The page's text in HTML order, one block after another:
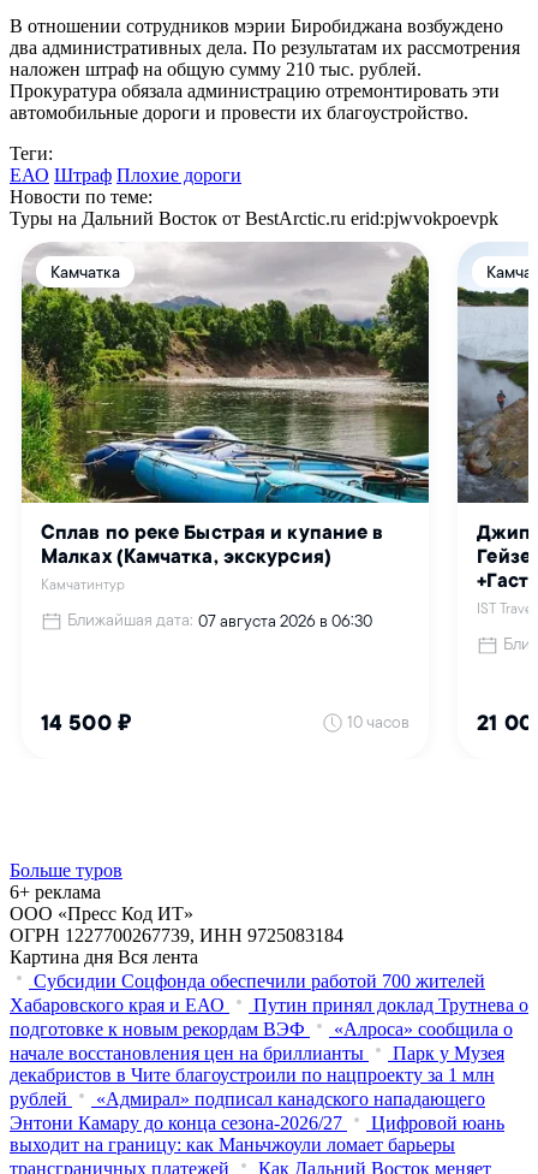
В отношении сотрудников мэрии Биробиджана возбуждено
два административных дела. По результатам их рассмотрения
наложен штраф на общую сумму 210 тыс. рублей.
Прокуратура обязала администрацию отремонтировать эти
автомобильные дороги и провести их благоустройство.
Теги:
ЕАО Штраф Плохие дороги
Новости по теме:
Туры на Дальний Восток от BestArctic.ru erid:pjwvokpoevpk
Больше туров
6+ реклама
ООО «Пресс Код ИТ»
ОГРН 1227700267739, ИНН 9725083184
Картина дня Вся лента
Субсидии Соцфонда обеспечили работой 700 жителей
Хабаровского края и ЕАО
Путин принял доклад Трутнева о
подготовке к новым рекордам ВЭФ
«Алроса» сообщила о
начале восстановления цен на бриллианты
Парк у Музея
декабристов в Чите благоустроили по нацпроекту за 1 млн
рублей
«Адмирал» подписал канадского нападающего
Энтони Камару до конца сезона-2026/27
Цифровой юань
выходит на границу: как Маньчжоули ломает барьеры
трансграничных платежей
Как Дальний Восток меняет